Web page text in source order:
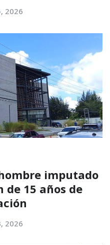
2026
imputado
de 15 años de
2026